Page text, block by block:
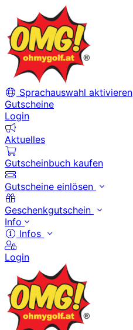
Sprachauswahl aktivieren
Gutscheine
Login
Aktuelles
Gutscheinbuch kaufen
Gutscheine einlösen
Geschenkgutschein
Info
Infos
Login